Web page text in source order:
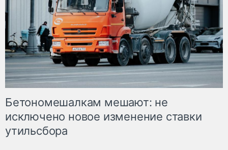
Бетономешалкам мешают: не
исключено новое изменение ставки
утильсбора